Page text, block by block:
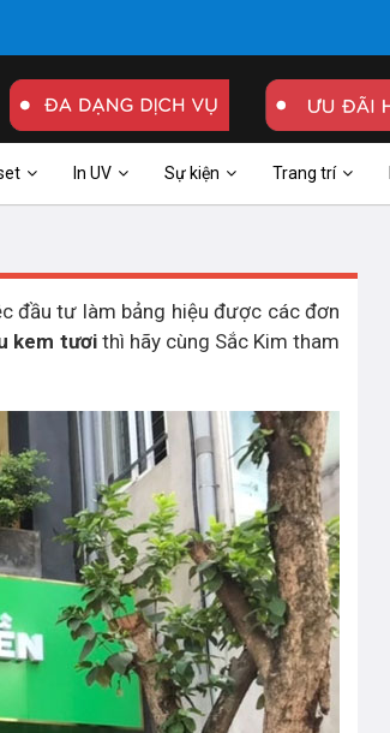
In UV Sự kiện Trang trí
đầu tư làm bảng hiệu được các đơn
kem tươithì hãy cùng Sắc Kim tham